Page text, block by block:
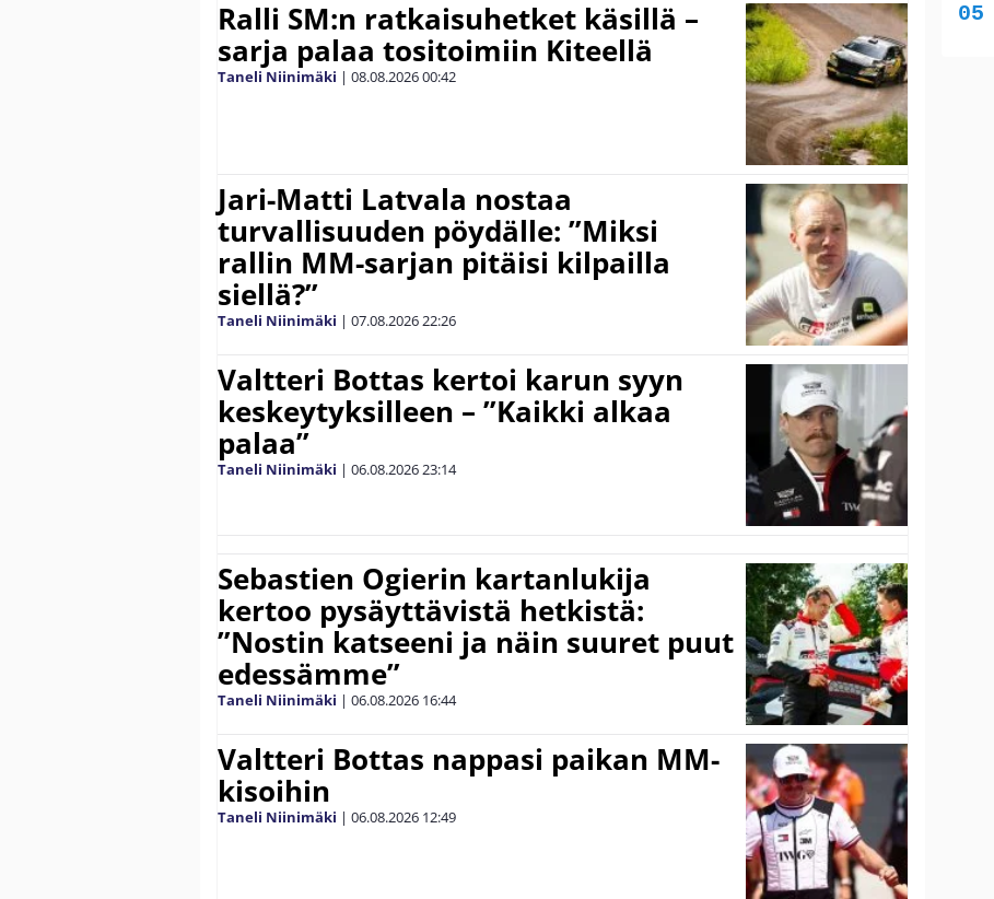
Ralli SM:n ratkaisuhetket käsillä –
sarja palaa tositoimiin Kiteellä
Taneli Niinimäki | 08.08.202600:42
Jari-Matti Latvala nostaa
turvallisuuden pöydälle: ”Miksi
rallin MM-sarjan pitäisi kilpailla
siellä?”
Taneli Niinimäki | 07.08.202622:26
Valtteri Bottas kertoi karun syyn
keskeytyksilleen – ”Kaikki alkaa
palaa”
Taneli Niinimäki | 06.08.202623:14
Sebastien Ogierin kartanlukija
kertoo pysäyttävistä hetkistä:
”Nostin katseeni ja näin suuret puut
edessämme”
Taneli Niinimäki | 06.08.2026 16:44
Valtteri Bottas nappasi paikan MM-
kisoihin
Taneli Niinimäki | 06.08.2026 12:49